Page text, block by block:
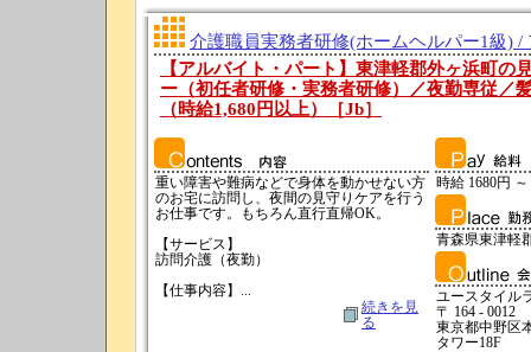
介護職員実務者研修(ホームヘルパー1級) /
【アルバイト・パート】東津軽郡外ヶ浜町の
ー（初任者研修・実務者研修）／夜勤専従／
（時給1,680円以上）［Jb］
重い障害や難病などで身体を動かせない方
のお宅に訪問し、夜間の見守りケアを行う
お仕事です。もちろん直行直帰OK。
【サービス】
訪問介護（夜勤）
【仕事内容】...
続きを見
る
時給 1680円
青森県東津軽
ユースタイル
〒 164 - 0012
東京都中野区
タワー18F